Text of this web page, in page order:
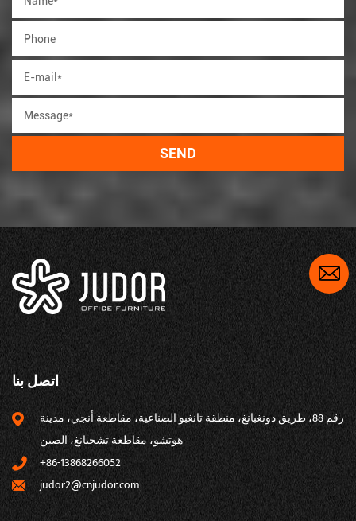
اتصل بنا
رقم 88، ​​طريق دونغبانغ، منطقة تانغبو الصناعية، مقاطعة أنجي، مدينة
هوتشو، مقاطعة تشجيانغ، الصين
+86-13868266052
judor2@cnjudor.com